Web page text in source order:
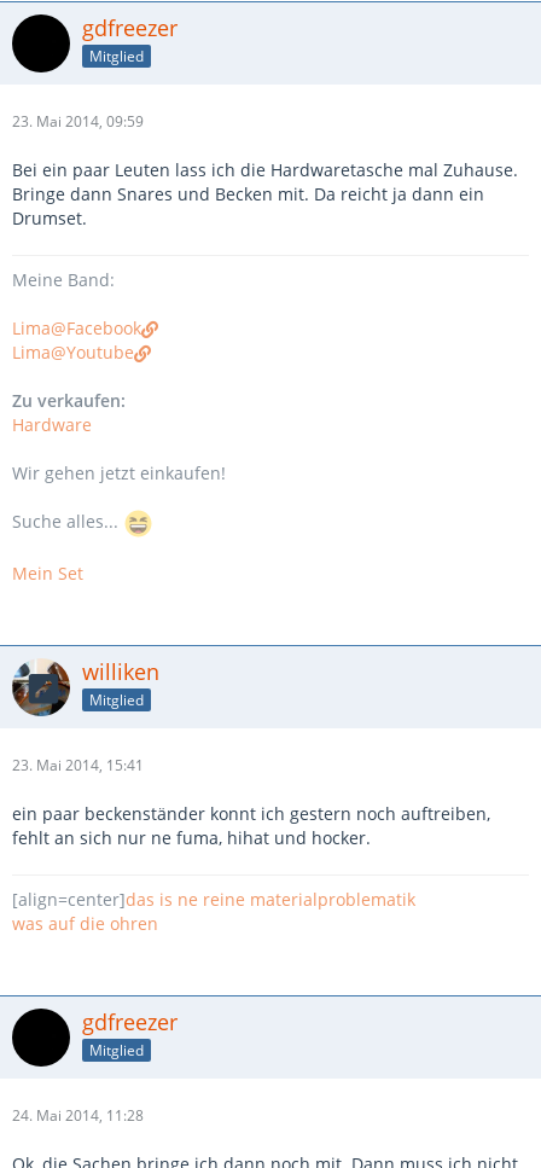
gdfreezer
Mitglied
23. Mai 2014, 09:59
Bei ein paar Leuten lass ich die Hardwaretasche mal Zuhause.
Bringe dann Snares und Becken mit. Da reicht ja dann ein
Drumset.
Meine Band:
Lima@Facebook
Lima@Youtube
Zu verkaufen:
Hardware
Wir gehen jetzt einkaufen!
Suche alles...
Mein Set
williken
Mitglied
23. Mai 2014, 15:41
ein paar beckenständer konnt ich gestern noch auftreiben,
fehlt an sich nur ne fuma, hihat und hocker.
[align=center]das is ne reine materialproblematik
was auf die ohren
gdfreezer
Mitglied
24. Mai 2014, 11:28